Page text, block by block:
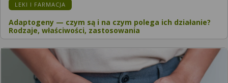
LEKI I FARMACJA
Adaptogeny — czym są i na czym polega ich działanie?
Rodzaje, właściwości, zastosowania